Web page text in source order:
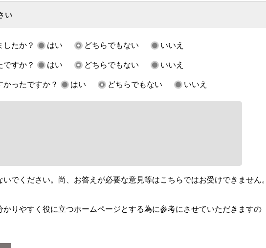
い
したか？ はい どちらでもない いいえ
ですか？ はい どちらでもない いいえ
ったですか？ はい どちらでもない いいえ
でください。尚、お答えが必要な意見等はこちらではお受けできません。
りやすく役に立つホームページとする為に参考にさせていただきますの